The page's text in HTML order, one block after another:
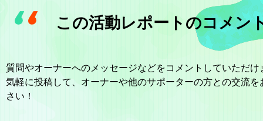
この活動レポートのコメン
質問やオーナーへのメッセージなどをコメントしていただけ
気軽に投稿して、オーナーや他のサポーターの方との交流を
さい！